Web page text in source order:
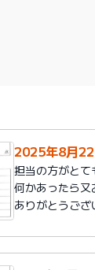
2025年8月
担当の方がとて
何かあったら又
ありがとうござ